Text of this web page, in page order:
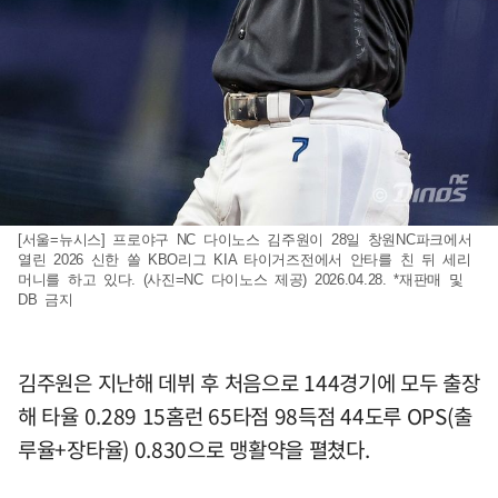
[서울=뉴시스] 프로야구 NC 다이노스 김주원이 28일 창원NC파크에서
열린 2026 신한 쏠 KBO리그 KIA 타이거즈전에서 안타를 친 뒤 세리
머니를 하고 있다. (사진=NC 다이노스 제공) 2026.04.28. *재판매 및
DB 금지
김주원은 지난해 데뷔 후 처음으로 144경기에 모두 출장
해 타율 0.289 15홈런 65타점 98득점 44도루 OPS(출
루율+장타율) 0.830으로 맹활약을 펼쳤다.